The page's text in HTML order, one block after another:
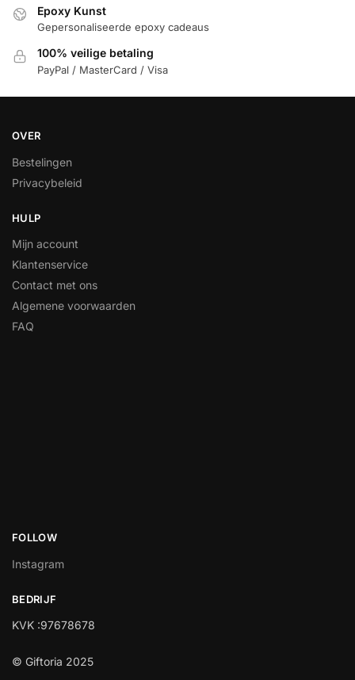
Epoxy Kunst
Gepersonaliseerde epoxy cadeaus
100% veilige betaling
PayPal / MasterCard / Visa
OVER
Bestelingen
Privacybeleid
HULP
Mijn account
Klantenservice
Contact met ons
Algemene voorwaarden
FAQ
FOLLOW
Instagram
BEDRIJF
KVK :97678678
© Giftoria 2025